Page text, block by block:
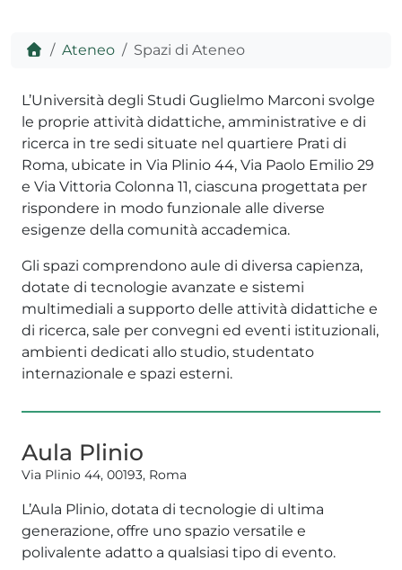
Home
Ateneo Spazi di Ateneo
L’Università degli Studi Guglielmo Marconi svolge
le proprie attività didattiche, amministrative e di
ricerca in tre sedi situate nel quartiere Prati di
Roma, ubicate in Via Plinio 44, Via Paolo Emilio 29
e Via Vittoria Colonna 11, ciascuna progettata per
rispondere in modo funzionale alle diverse
esigenze della comunità accademica.
Gli spazi comprendono aule di diversa capienza,
dotate di tecnologie avanzate e sistemi
multimediali a supporto delle attività didattiche e
di ricerca, sale per convegni ed eventi istituzionali,
ambienti dedicati allo studio, studentato
internazionale e spazi esterni.
Aula Plinio
Via Plinio 44, 00193, Roma
L’Aula Plinio, dotata di tecnologie di ultima
generazione, offre uno spazio versatile e
polivalente adatto a qualsiasi tipo di evento.